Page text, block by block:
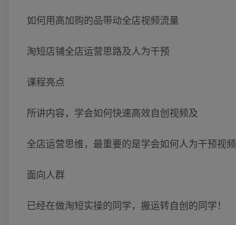
如何用高加购的品带动全店视频流量
淘短店铺全店运营思路及人为干预
课程亮点
所讲内容，学会如何快速高效自创视频及
全店运营思维，最重要的是学会如何人为干预视频
面向人群
已经在做淘短实操的同学，搬运转自创的同学！